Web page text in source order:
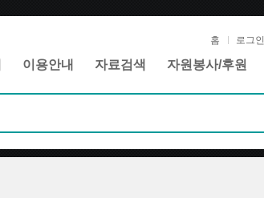
홈 로그인
이용안내 자료검색 자원봉사/후원